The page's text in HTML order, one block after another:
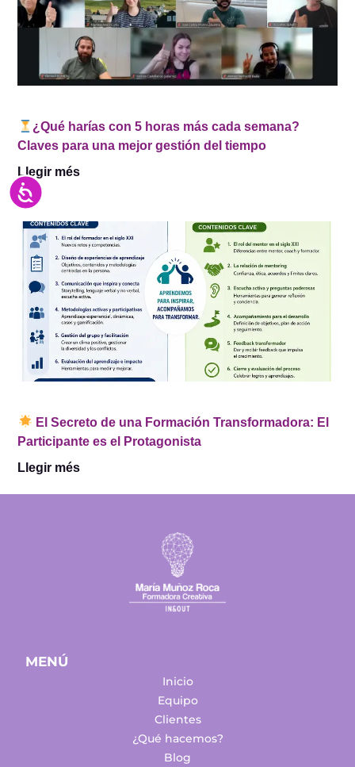
Accesibilidad
¿Qué harías con 5 horas más cada semana?
Claves para una mejor gestión del tiempo
Llegir més
El Secreto de una Formación Transformadora: El
Participante es el Protagonista
Llegir més
MENÚ
Inicio
Equipo
Clientes
¿Qué hacemos?
Blog